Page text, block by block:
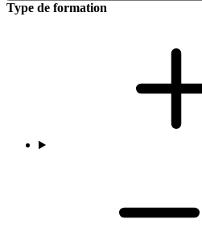
Type de formation